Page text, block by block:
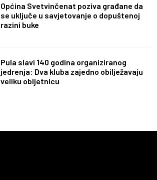
Općina Svetvinčenat poziva građane da
se uključe u savjetovanje o dopuštenoj
razini buke
Pula slavi 140 godina organiziranog
jedrenja: Dva kluba zajedno obilježavaju
veliku obljetnicu